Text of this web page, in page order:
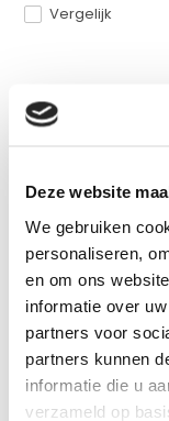
Deze website
We gebruiken
personaliseren,
en om ons
informatie over
partners voor
partners kunnen
informatie die u
verzameld op
Vergelijk
Specificaties
Reviews
Delen